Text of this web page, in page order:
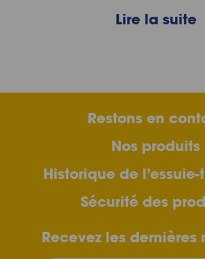
Lire la suite
Restons en
Nos produits
Historique de
Sécurité des
Recevez les dernières